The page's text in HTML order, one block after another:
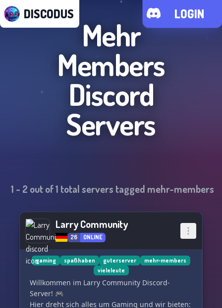
DISCODUS LOGIN
Mehr
Members
Discord
Servers
1 - 2 out of1 total servers tagged mehr-members
Larry Community
26 ONLINE
gaming spaßhaben guterserver
mehr-members
vieleleute
Willkommen im Larry Community Discord-
Server! 🎮
Hier dreht sich alles um Gaming und wir bieten: